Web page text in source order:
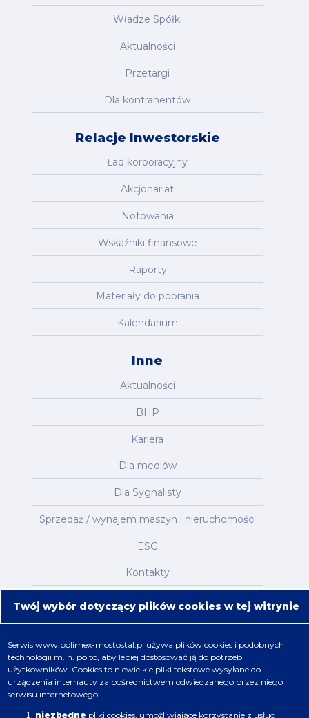
Władze Spółki
Aktualności
Przetargi
Dla kontrahentów
Relacje Inwestorskie
Ład korporacyjny
Akcjonariat
Notowania
Wskaźniki finansowe
Raporty
Materiały do pobrania
Kalendarium
Inne
Aktualności
BHP
Kariera
Dla mediów
Dla Sygnalisty
Sprzedaż / wynajem maszyn i nieruchomości
ESG
Kontakty
Mapa serwisu
Nafta, chemia, gaz
Energetyka
Twój wybór dotyczący plików cookies w tej witrynie
Serwiswww.polimex-mostostal.pl używa plików cookies i podobnych
technologii m.in. po to, aby lepiej dostosować ją do potrzeb
użytkowników. Cookies to niewielkie pliki tekstowe wysyłane do
urządzenia internauty za pośrednictwem odwiedzanego przez niego
serwisu internetowego:
niezbędne pliki cookies, umożliwiające korzystanie z usług